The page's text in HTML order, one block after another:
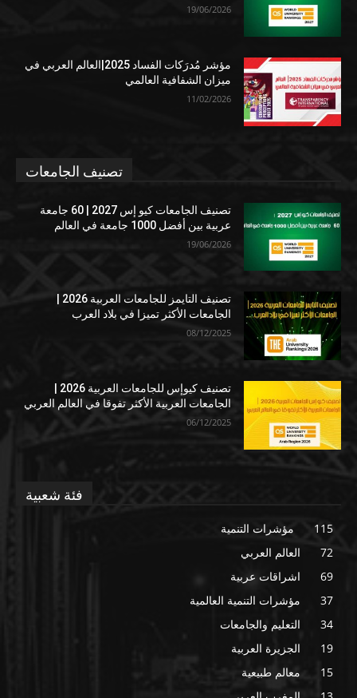
19/06/2026
مؤشر مُدرَكات الفساد 2025|العالم العربي في
ميزان الشفافية العالمي
11/02/2026
تصنيف الجامعات
تصنيف الجامعات كيو إس 2027 | 60 جامعة
عربية بين أفضل 1000 جامعة في العالم
19/06/2026
الجامعات الأكثر تميزا في بلاد العرب
08/12/2025
الجامعات العربية الأكثر تفوقا في العالم العربي
06/12/2025
فئة شعبية
مؤشرات التنمية
115
العالم العربي
72
اشراقات عربية
69
مؤشرات التنمية العالمية
37
التعليم والجامعات
34
الجزيرة العربية
19
معالم طبيعية
15